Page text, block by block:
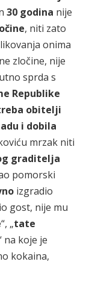
30 godina nije
, niti zato
onima
zločine, nije
sprda s
Republike
obitelji
i dobila
mrzak niti
graditelja
pomorski
izgradio
gost, nije mu
“, „tate
na koje je
kokaina,